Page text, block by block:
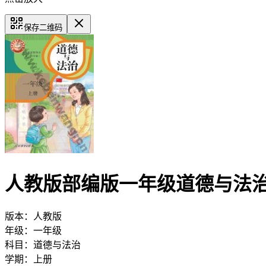
保存二维码
人教版部编版一年级道德与法
版本：
人教版
年级： 一年级
科目： 道德与法治
学期：
上册